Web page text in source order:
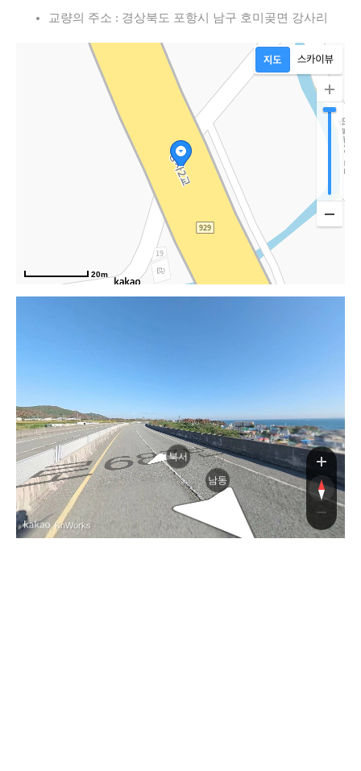
교량의 주소 : 경상북도 포항시 남구 호미곶면 강사리
20m
미로
북서
남동
, KnWorks